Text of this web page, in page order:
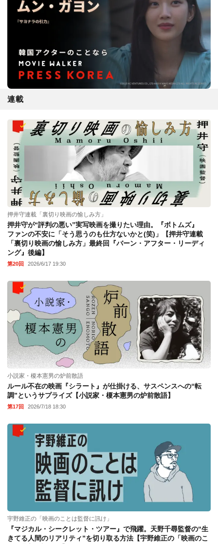
連載
押井守連載「裏切り映画の愉しみ方」
押井守が“評判の悪い”実写映画を撮りたい理由。『ボトムズ』
ファンの不安に「そう思うのも仕方ないかと(笑)」【押井守連載
「裏切り映画の愉しみ方」最終回『バーン・アフター・リーディ
ング』後編】
第20回 2026/6/17 19:30
小説家・榎本憲男の炉前散語
ルール不在の映画『シラート』が仕掛ける、サスペンスへの“転
調”というサプライズ【小説家・榎本憲男の炉前散語】
第17回 2026/7/18 18:30
宇野維正の「映画のことは監督に訊け」
『マジカル・シークレット・ツアー』で飛躍。天野千尋監督の“生
きてる人間のリアリティ”を切り取る方法【宇野維正の「映画のこ